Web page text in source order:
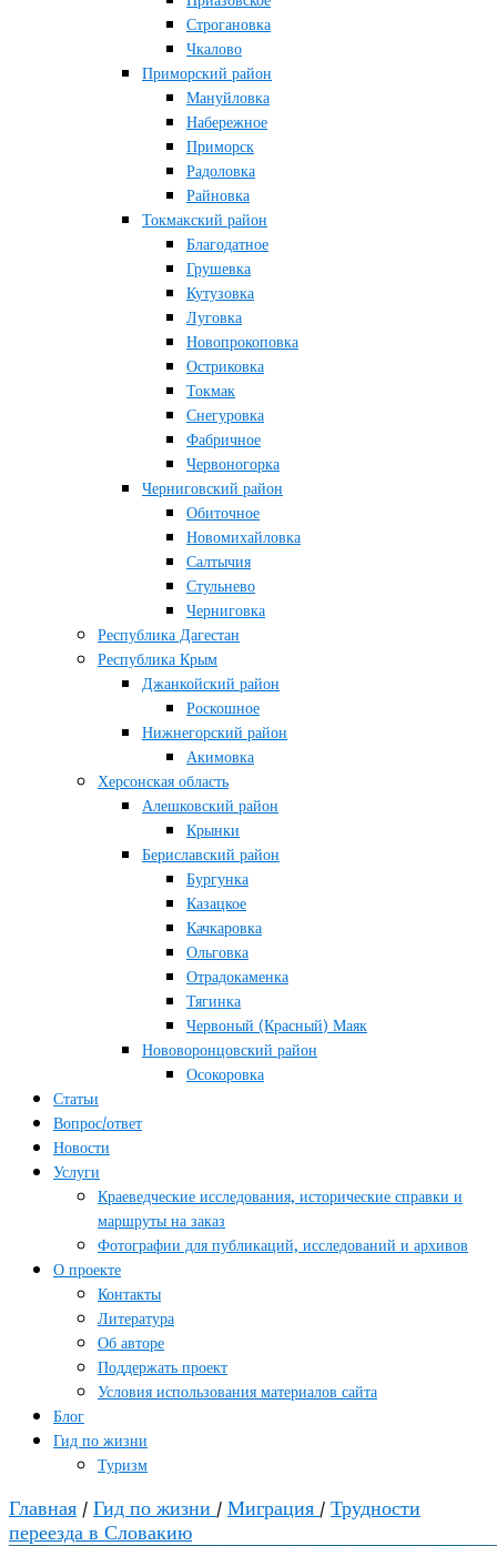
Строгановка
Чкалово
Приморский район
Мануйловка
Набережное
Приморск
Радоловка
Райновка
Токмакский район
Благодатное
Грушевка
Кутузовка
Луговка
Новопрокоповка
Остриковка
Токмак
Снегуровка
Фабричное
Червоногорка
Черниговский район
Обиточное
Новомихайловка
Салтычия
Стульнево
Черниговка
Республика Дагестан
Республика Крым
Джанкойский район
Роскошное
Нижнегорский район
Акимовка
Херсонская область
Алешковский район
Крынки
Бериславский район
Бургунка
Казацкое
Качкаровка
Ольговка
Отрадокаменка
Тягинка
Червоный (Красный) Маяк
Нововоронцовский район
Осокоровка
Статьи
Вопрос/ответ
Новости
Услуги
Краеведческие исследования, исторические справки и
маршруты на заказ
Фотографии для публикаций, исследований и архивов
О проекте
Контакты
Литература
Об авторе
Поддержать проект
Условия использования материалов сайта
Блог
Гид по жизни
Туризм
Главная / Гид по жизни / Миграция / Трудности
переезда в Словакию